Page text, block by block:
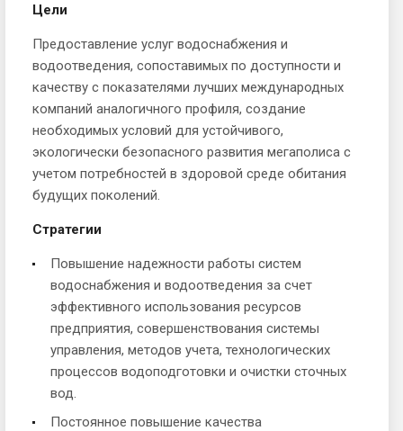
Цели
Предоставление услуг водоснабжения и
водоотведения, сопоставимых по доступности и
качеству с показателями лучших международных
компаний аналогичного профиля, создание
необходимых условий для устойчивого,
экологически безопасного развития мегаполиса с
учетом потребностей в здоровой среде обитания
будущих поколений.
Стратегии
Повышение надежности работы систем
водоснабжения и водоотведения за счет
эффективного использования ресурсов
предприятия, совершенствования системы
управления, методов учета, технологических
процессов водоподготовки и очистки сточных
вод.
Постоянное повышение качества